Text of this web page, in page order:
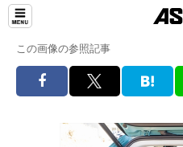
この画像の参照記事